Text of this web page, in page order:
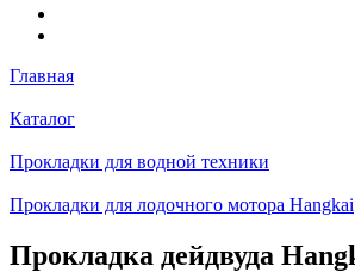
Главная
Каталог
Прокладки для водной техники
Прокладки для лодочного мотора Hangkai
Прокладка дейдвуда